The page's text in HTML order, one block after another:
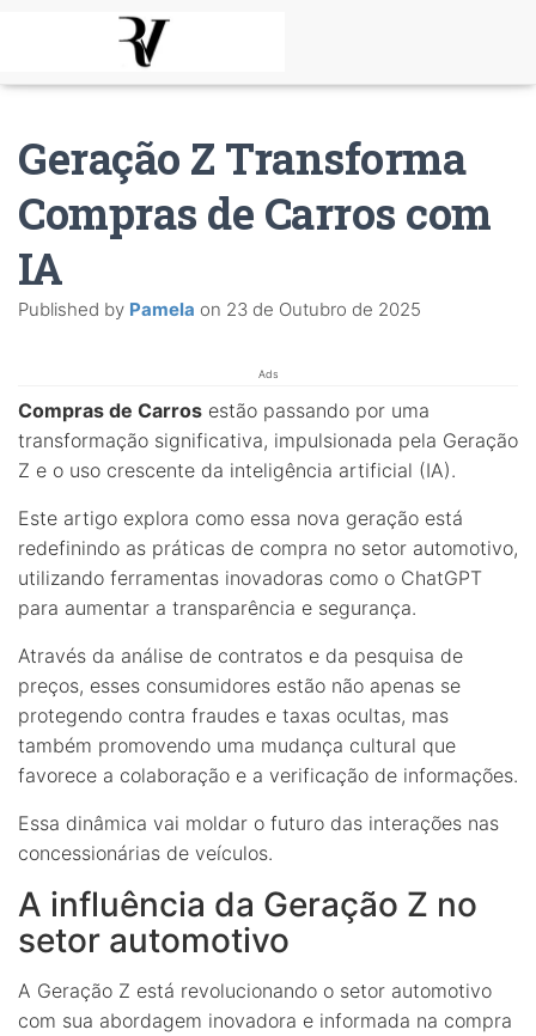
Geração Z Transforma
Compras de Carros com
IA
Published by Pamela on 23 de Outubro de 2025
Ads
Compras de Carros estão passando por uma
transformação significativa, impulsionada pela Geração
Z e o uso crescente da inteligência artificial (IA).
Este artigo explora como essa nova geração está
redefinindo as práticas de compra no setor automotivo,
utilizando ferramentas inovadoras como o ChatGPT
para aumentar a transparência e segurança.
Através da análise de contratos e da pesquisa de
preços, esses consumidores estão não apenas se
protegendo contra fraudes e taxas ocultas, mas
também promovendo uma mudança cultural que
favorece a colaboração e a verificação de informações.
Essa dinâmica vai moldar o futuro das interações nas
concessionárias de veículos.
A influência da Geração Z no
setor automotivo
A Geração Z está revolucionando o setor automotivo
com sua abordagem inovadora e informada na compra